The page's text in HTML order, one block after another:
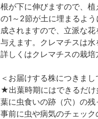
根が下に伸びますので、
の1～2節が土に埋まるよ
成されますので、立派な
与えます。クレマチスは
詳しくはクレマチスの栽培
＜お届けする株につきまし
★出葉時期にはできるだけ
葉に虫食いの跡（穴）の残
事前に虫や病気のチェック